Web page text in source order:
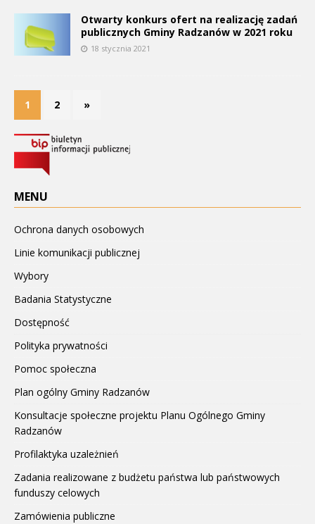
Otwarty konkurs ofert na realizację zadań
publicznych Gminy Radzanów w 2021 roku
18 stycznia 2021
1 2 »
MENU
Ochrona danych osobowych
Linie komunikacji publicznej
Wybory
Badania Statystyczne
Dostępność
Polityka prywatności
Pomoc społeczna
Plan ogólny Gminy Radzanów
Konsultacje społeczne projektu Planu Ogólnego Gminy
Radzanów
Profilaktyka uzależnień
Zadania realizowane z budżetu państwa lub państwowych
funduszy celowych
Zamówienia publiczne